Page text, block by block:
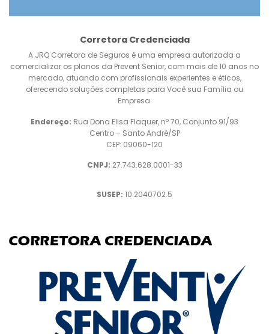
Corretora Credenciada
A JRQ Corretora de Seguros é uma empresa autorizada a
comercializar os planos da Prevent Senior, com mais de 10 anos no
mercado, atuando com profissionais experientes e éticos,
oferecendo soluções completas para Você sua Família ou
Empresa.
Endereço: Rua Dona Elisa Flaquer, nº 70, Conjunto 91/93
Centro – Santo André/SP
CEP: 09060-120
CNPJ: 27.743.628.0001-33
SUSEP: 10.2040702.5